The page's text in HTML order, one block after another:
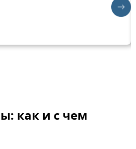
как и с чем